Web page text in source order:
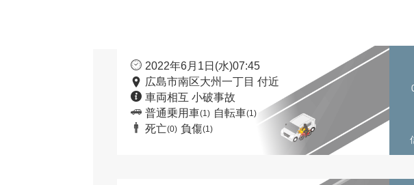
2022年6月1日(水)07:45
広島市南区大州一丁目 付近
車両相互 小破事故
普通乗用車(1) 自転車(1)
死亡(0) 負傷(1)